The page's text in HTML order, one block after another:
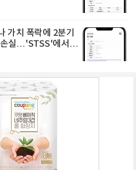
가치 폭락에 2분기
실…'STSS'에서
료